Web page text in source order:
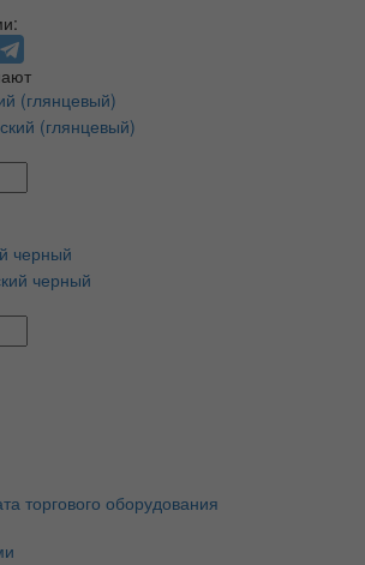
(глянцевый)
черный
торгового оборудования